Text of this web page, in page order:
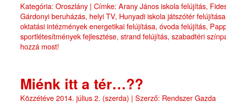
Kategória: Oroszlány | Címke: Arany János iskola felújítás,
Gárdonyi beruházás, helyi TV, Hunyadi iskola játszótér felújítása
oktatási intézmények energetikai felújítása, óvoda felújítás,
sportlétesítmények fejlesztése, strand felújítás, szabadtéri
hozzá most!
Miénk itt a tér…??
Közzétéve2014. július 2. (szerda) | Szerző: Rendszer Gazda